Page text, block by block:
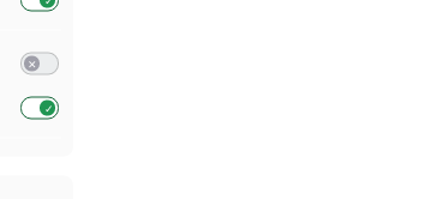
zu Entwicklung und Verbesserung der Angebote